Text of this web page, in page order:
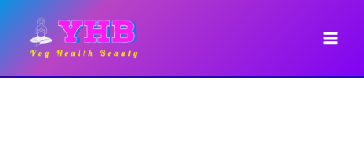
content